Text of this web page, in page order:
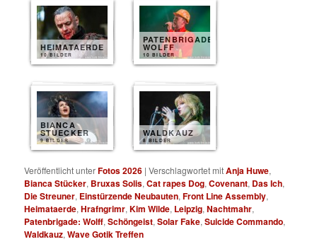
HEIMATAERDE
10 BILDER
PATENBRIGADE
WOLFF
10 BILDER
BIANCA
STUECKER
9 BILDER
WALDKAUZ
8 BILDER
Veröffentlicht unterFotos 2026 |Verschlagwortet mitAnja Huwe,
Bianca Stücker, Bruxas Solis,Cat rapes Dog,Covenant, Das Ich,
Die Streuner, Einstürzende Neubauten,Front Line Assembly,
Heimataerde,Hrafngrimr,Kim Wilde, Leipzig,Nachtmahr,
Patenbrigade: Wolff,Schöngeist,Solar Fake,Suicide Commando,
Waldkauz,Wave Gotik Treffen